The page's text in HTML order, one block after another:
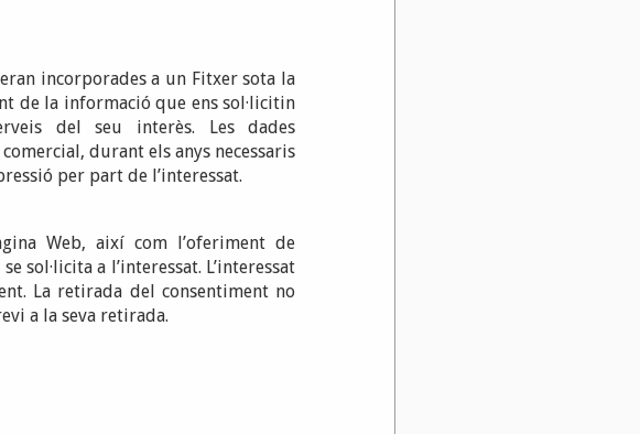
incorporades a un Fitxer sota la
de la informació que ens sol·licitin
del seu interès. Les dades
durant els anys necessaris
per part de l’interessat.
Web, així com l’oferiment de
sol·licita a l’interessat. L’interessat
La retirada del consentiment no
a la seva retirada.